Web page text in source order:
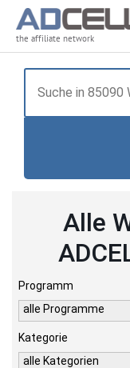
the affiliate network
Alle
Programm
alle Programme
Kategorie
alle Kategorien